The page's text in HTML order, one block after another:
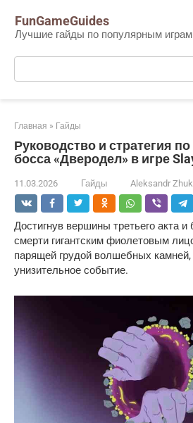
контенту
FunGameGuides
Лучшие гайды по популярным играм
Поиск:
Главная » Гайды
Руководство и стратегия
босса «Дверодел» в игре
11.03.2026 Гайды Aleksandr
Достигнув вершины третьего акта
смерти гигантским фиолетовым
парящей грудой волшебных
унизительное событие.